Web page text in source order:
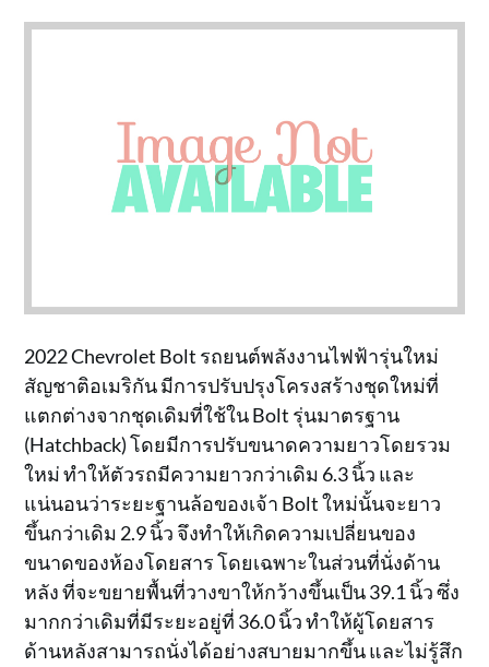
2022 Chevrolet Bolt รถยนต์พลังงานไฟฟ้ารุ่นใหม่
สัญชาติอเมริกัน มีการปรับปรุงโครงสร้างชุดใหม่ที่
แตกต่างจากชุดเดิมที่ใช้ใน Bolt รุ่นมาตรฐาน
(Hatchback) โดยมีการปรับขนาดความยาวโดยรวม
ใหม่ ทำให้ตัวรถมีความยาวกว่าเดิม 6.3 นิ้ว และ
แน่นอนว่าระยะฐานล้อของเจ้า Bolt ใหม่นั้นจะยาว
ขึ้นกว่าเดิม 2.9 นิ้ว จึงทำให้เกิดความเปลี่ยนของ
ขนาดของห้องโดยสาร โดยเฉพาะในส่วนที่นั่งด้าน
หลัง ที่จะขยายพื้นที่วางขาให้กว้างขึ้นเป็น 39.1 นิ้ว ซึ่ง
มากกว่าเดิมที่มีระยะอยู่ที่ 36.0 นิ้ว ทำให้ผู้โดยสาร
ด้านหลังสามารถนั่งได้อย่างสบายมากขึ้น และไม่รู้สึก